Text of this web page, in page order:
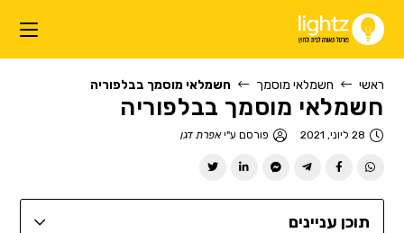
ראשי חשמלאי מוסמך חשמלאי מוסמך בבלפוריה
חשמלאי מוסמך בבלפוריה
28 ליוני, 2021 פורסם ע"יאפרת דגן
תוכן עניינים